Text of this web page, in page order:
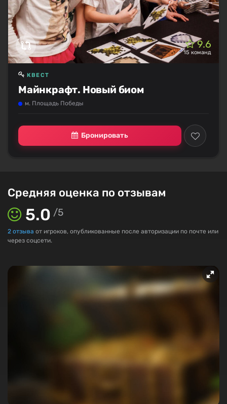
9.6
15 команд
Майнкрафт. Новый биом
КВЕСТ
м. Площадь Победы
Бронировать
Средняя оценка по отзывам
5.0 /5
2 отзыва от игроков, опубликованные после авторизации по почте или
через соцсети.